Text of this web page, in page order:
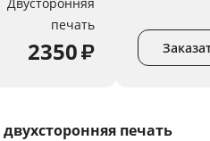
печать
2350₽
двухсторонняя печать